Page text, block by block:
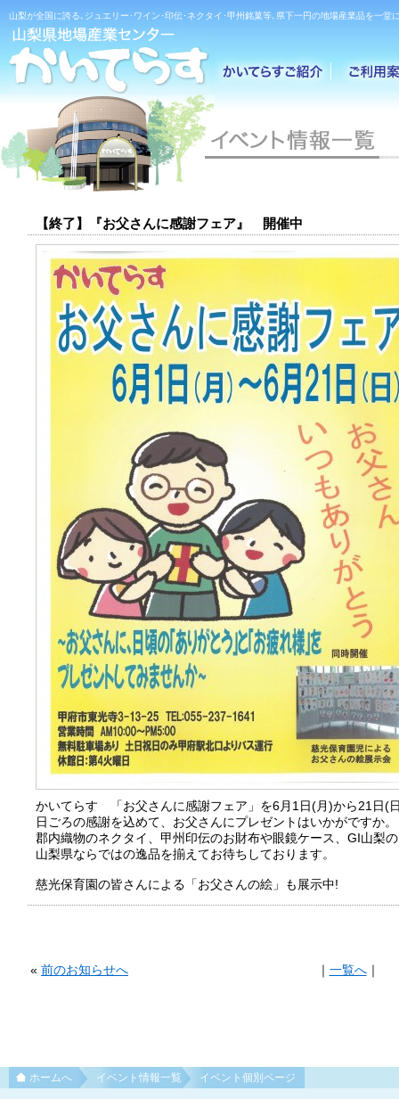
山梨が全国に誇る､ジュエリー･ワイン･印伝･ネクタイ･甲州銘菓等､県下一円の地場産業品を一
【終了】『お父さんに感謝フェア』 開催中
かいてらす 「お父さんに感謝フェア」を6月1日(月)から21日(
日ごろの感謝を込めて、お父さんにプレゼントはいかがですか。
郡内織物のネクタイ、甲州印伝のお財布や眼鏡ケース、GI山梨
山梨県ならではの逸品を揃えてお待ちしております。
慈光保育園の皆さんによる「お父さんの絵」も展示中!
« 前のお知らせへ ｜ 一覧へ｜
ホームへ イベント情報一覧 イベント個別ページ